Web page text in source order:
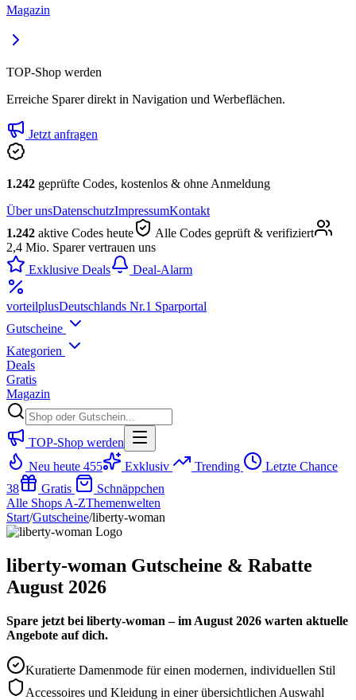
Magazin
TOP-Shop werden
Erreiche Sparer direkt in Navigation und Werbeflächen.
Jetzt anfragen
1.242 geprüfte Codes, kostenlos & ohne Anmeldung
Über unsDatenschutzImpressumKontakt
1.242 aktive Codes heute
Alle Codes geprüft & verifiziert
2,4 Mio. Sparer vertrauen uns
Exklusive Deals
Deal-Alarm
vorteilplusDeutschlands Nr.1 Sparportal
Gutscheine
Kategorien
Deals
Gratis
Magazin
TOP-Shop werden
Neu heute 455 Exklusiv Trending
Letzte Chance
38
Gratis
Schnäppchen
Alle Shops A-ZThemenwelten
Start/Gutscheine/liberty-woman
liberty-woman Gutscheine & Rabatte
August 2026
Spare jetzt bei liberty-woman – im August 2026 warten aktuelle
Angebote auf dich.
Kuratierte Damenmode für einen modernen, individuellen Stil
Accessoires und Kleidung in einer übersichtlichen Auswahl